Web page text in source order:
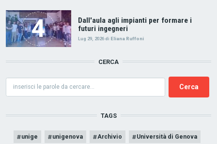
Dall'aula agli impianti per formare i
futuri ingegneri
Lug 29, 2026 di Eliana Ruffoni
CERCA
TAGS
unige unigenova Archivio Università di Genova